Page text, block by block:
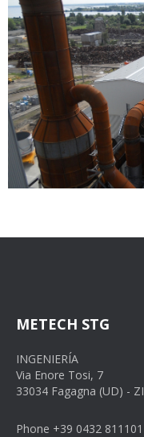
METECH STG
INGENIERÍA
Via Enore Tosi, 7
33034 Fagagna (UD) - ZI
Phone +39 0432 811101